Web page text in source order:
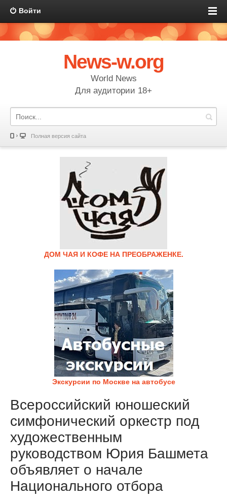
Войти
News-w.org
World News
Для аудитории 18+
Полная версия сайта
ДОМ ЧАЯ И КОФЕ НА ПРЕОБРАЖЕНКЕ.
Экскурсии по Москве на автобусе
Всероссийский юношеский
симфонический оркестр под
художественным
руководством Юрия Башмета
объявляет о начале
Национального отбора